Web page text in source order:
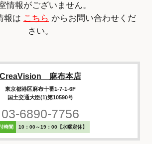
情報がございません。
報は こちら からお問い合わせくだ
さい。
CreaVision 麻布本店
東京都港区麻布十番1-7-1-6F
国土交通大臣(1)第10590号
03-6890-7756
時間 10：00～19：00【水曜定休】